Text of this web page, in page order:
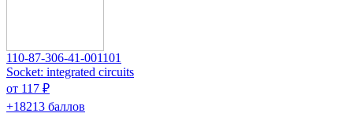
110-87-306-41-001101
Socket: integrated circuits
от 117 ₽
+18213 баллов